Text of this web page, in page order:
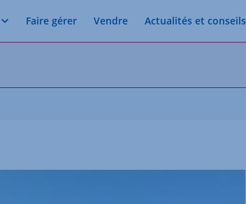
Faire gérer Vendre Actualités et conseils